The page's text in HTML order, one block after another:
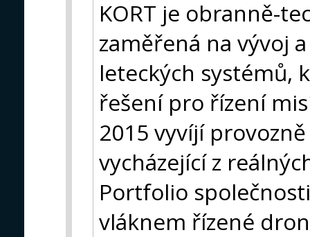
KORT je obranně-
zaměřená na vývoj
leteckých systémů,
řešení pro řízení
2015 vyvíjí
vycházející z
Portfolio
vláknem řízené